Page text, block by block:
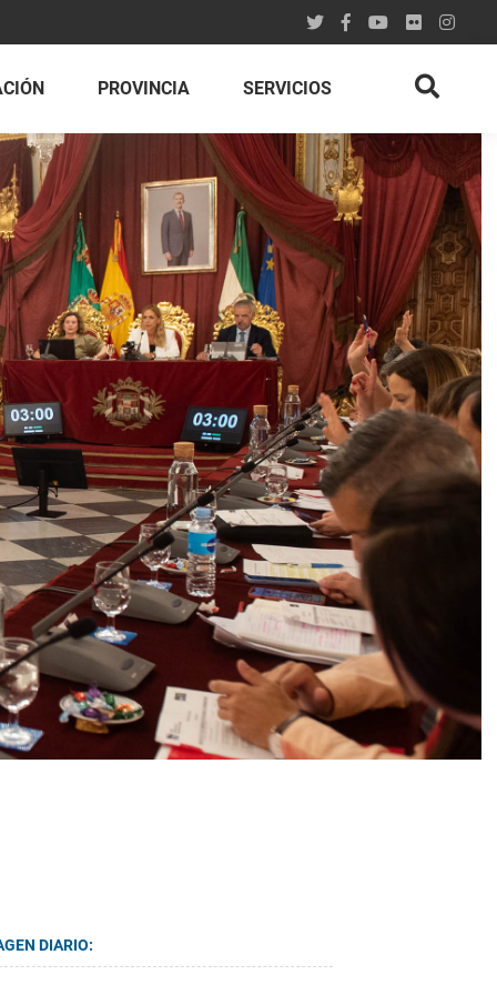
PROVINCIA SERVICIOS
DIARIO: